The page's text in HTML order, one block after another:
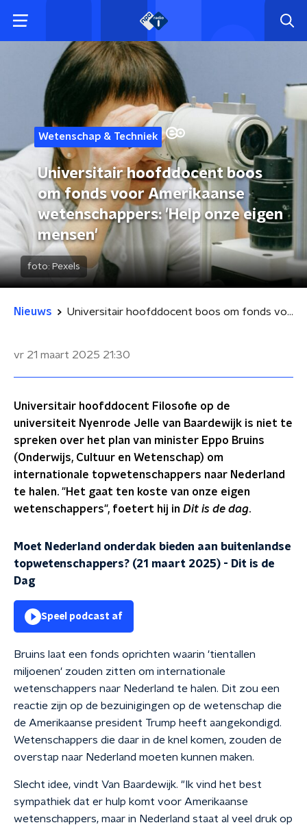
Wetenschap & Techniek
Universitair hoofddocent boos
om fonds voor Amerikaanse
wetenschappers: 'Help onze eigen
mensen'
foto: Pexels
Nieuws Universitair hoofddocent boos om fonds voor Amerikaanse wetenschappers: 'Help onze eigen mensen'
vr 21 maart 2025 21:30
Universitair hoofddocent Filosofie op de
universiteit Nyenrode Jelle van Baardewijk is niet te
spreken over het plan van minister Eppo Bruins
(Onderwijs, Cultuur en Wetenschap) om
internationale topwetenschappers naar Nederland
te halen. "Het gaat ten koste van onze eigen
wetenschappers", foetert hij in Dit is de dag.
Moet Nederland onderdak bieden aan buitenlandse
topwetenschappers? (21 maart 2025) - Dit is de
Dag
Speel podcast af
Bruins laat een fonds oprichten waarin 'tientallen
miljoenen' zouden zitten om internationale
wetenschappers naar Nederland te halen. Dit zou een
reactie zijn op de bezuinigingen op de wetenschap die
de Amerikaanse president Trump heeft aangekondigd.
Wetenschappers die daar in de knel komen, zouden de
overstap naar Nederland moeten kunnen maken.
Slecht idee, vindt Van Baardewijk. "Ik vind het best
sympathiek dat er hulp komt voor Amerikaanse
wetenschappers, maar in Nederland staat al veel druk op